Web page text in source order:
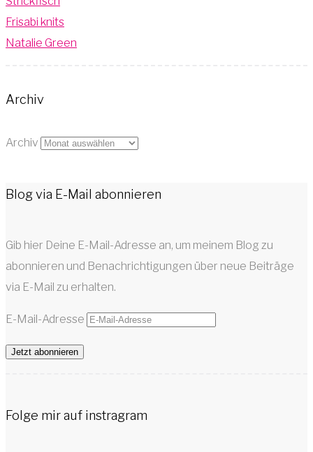
Frisabi knits
Natalie Green
Archiv
Archiv
Blog via E-Mail abonnieren
Gib hier Deine E-Mail-Adresse an, um meinem Blog zu
abonnieren und Benachrichtigungen über neue Beiträge
via E-Mail zu erhalten.
E-Mail-Adresse
Jetzt abonnieren
Folge mir auf instragram